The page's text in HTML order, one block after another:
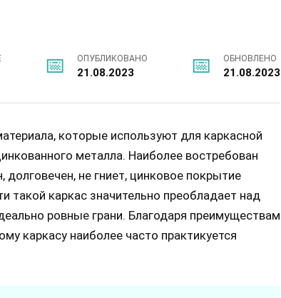
ОПУБЛИКОВАНО
21.08.2023
ОБНОВЛЕНО
21.08.2023
которые используют для каркасной
металла. Наиболее востребован
долговечен, не гниет, цинковое покрытие
каркас значительно преобладает над
ровные грани. Благодаря преимуществам
каркасу наиболее часто практикуется